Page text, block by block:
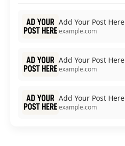
Add Your Post Here
example.com
Add Your Post Here
example.com
Add Your Post Here
example.com